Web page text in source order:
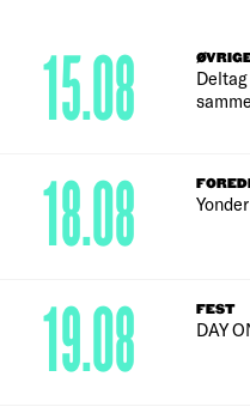
15.08
18.08
FEST
DAY
19.08